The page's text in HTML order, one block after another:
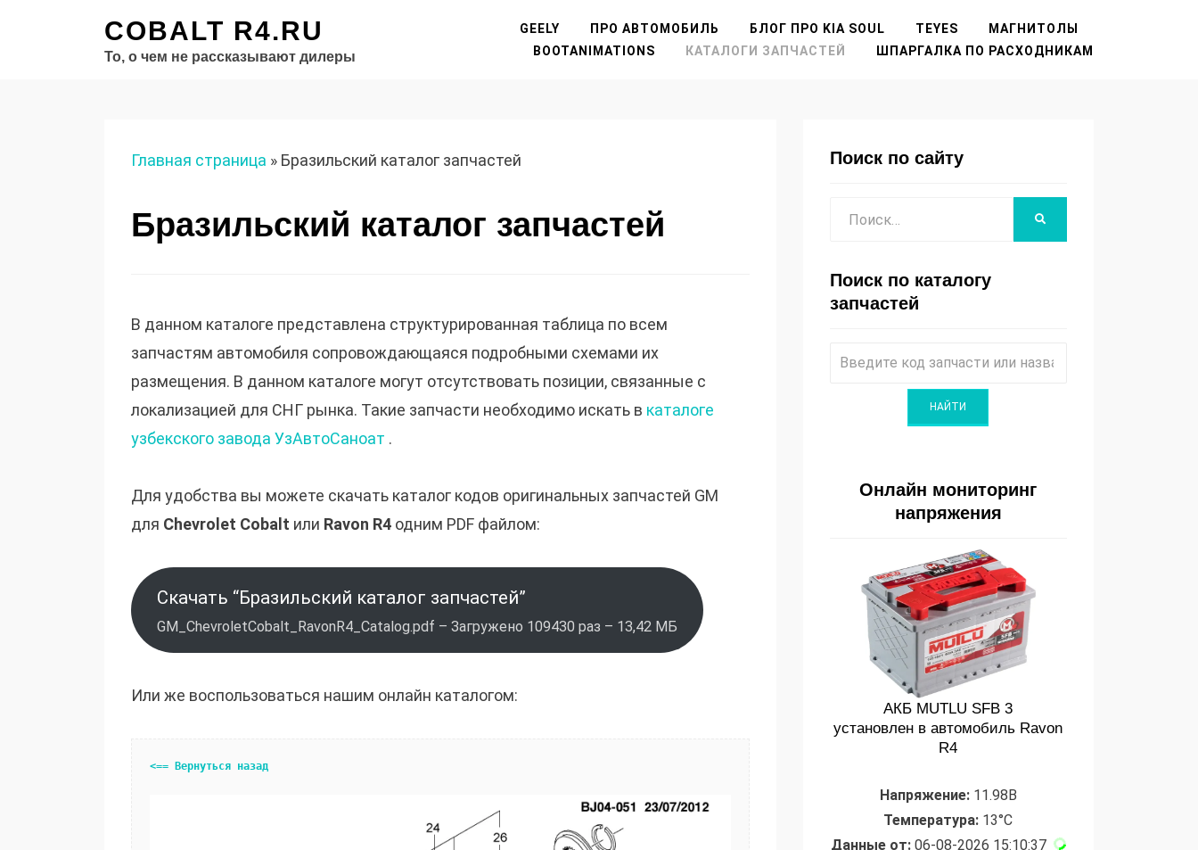
COBALT R4.RU
То, о чем не рассказывают дилеры
GEELY ПРО АВТОМОБИЛЬ БЛОГ ПРО KIA SOUL TEYES
МАГНИТОЛЫ
BOOTANIMATIONS
КАТАЛОГИ ЗАПЧАСТЕЙ ШПАРГАЛКА ПО РАСХОДНИКАМ
Главная страница » Бразильский каталог запчастей
Бразильский каталог запчастей
В данном каталоге представлена структурированная таблица по всем
запчастям автомобиля сопровождающаяся подробными схемами их
размещения. В данном каталоге могут отсутствовать позиции, связанные с
локализацией для СНГ рынка. Такие запчасти необходимо искать в каталоге
узбекского завода УзАвтоСаноат .
Для удобства вы можете скачать каталог кодов оригинальных запчастей GM
для Chevrolet Cobalt или Ravon R4 одним PDF файлом:
Скачать “Бразильский каталог запчастей”
GM_ChevroletCobalt_RavonR4_Catalog.pdf – Загружено 109430 раз – 13,42 МБ
Или же воспользоваться нашим онлайн каталогом:
<== Вернуться назад
Поиск по сайту
Поиск по каталогу
запчастей
Онлайн мониторинг
напряжения
АКБ MUTLU SFB 3
установлен в автомобиль Ravon
R4
Напряжение:11.98В
Температура: 13°C
Данные от:06-08-2026 15:10:37